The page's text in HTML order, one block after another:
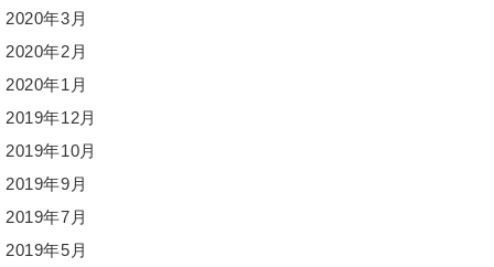
2020年3月
2020年2月
2020年1月
2019年12月
2019年10月
2019年9月
2019年7月
2019年5月